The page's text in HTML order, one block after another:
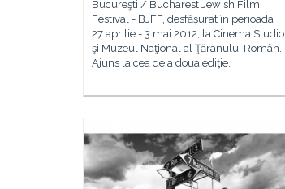
Bucureşti / Bucharest Jewish Film
Festival - BJFF, desfășurat în perioada
27 aprilie - 3 mai 2012, la Cinema Studio
şi Muzeul Naţional al Ţăranului Român.
Ajuns la cea de a doua ediţie,